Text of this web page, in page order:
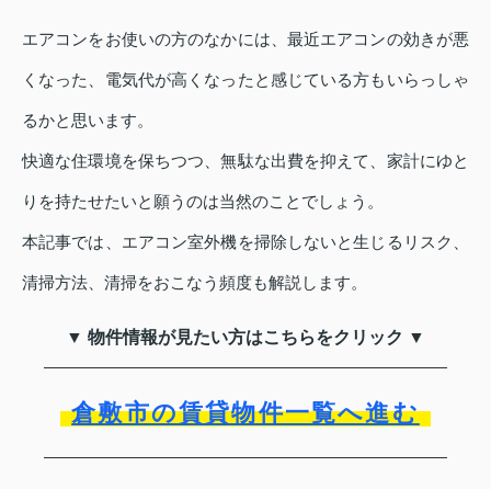
エアコンをお使いの方のなかには、最近エアコンの効きが悪
くなった、電気代が高くなったと感じている方もいらっしゃ
るかと思います。
快適な住環境を保ちつつ、無駄な出費を抑えて、家計にゆと
りを持たせたいと願うのは当然のことでしょう。
本記事では、エアコン室外機を掃除しないと生じるリスク、
清掃方法、清掃をおこなう頻度も解説します。
▼ 物件情報が見たい方はこちらをクリック ▼
倉敷市の賃貸物件一覧へ進む